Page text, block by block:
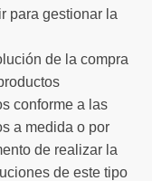
para gestionar la
de la compra
conforme a las
a medida o por
de realizar la
de este tipo